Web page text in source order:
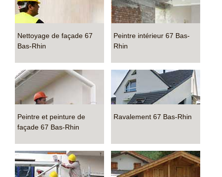
Nettoyage de façade 67
Bas-Rhin
Peintre intérieur 67 Bas-
Rhin
Peintre et peinture de
façade 67 Bas-Rhin
Ravalement 67 Bas-Rhin